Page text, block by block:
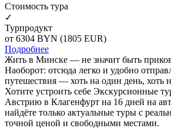
Cтоимость тура
✓
Турпродукт
от 6304 BYN (1805 EUR)
Подробнее
Жить в Минске — не значит быть
Наоборот: отсюда легко и удобно
путешествия — хоть на один день, хоть
Хотите устроить себе Экскурсионные
Австрию в Клагенфурт на 16 дней на
найдёте только актуальные туры с
точной ценой и свободными местами.